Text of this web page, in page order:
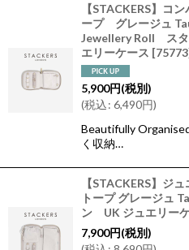
【STACKERS】コ
ープ グレージュ
Jewellery Roll スタ
エリーケース [75773
5,900円(税別)
(税込: 6,490円)
Beautifully
く収納…
【STACKERS】ジ
トープ グレージュ
ン UK ジュエリー
7,900円(税別)